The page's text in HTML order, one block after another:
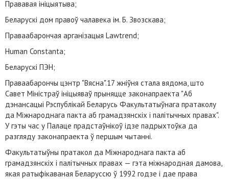
Прававая ініцыятыва;
Беларускі дом правоў чалавека ім. Б. Звозскава;
Праваабарончая арганізацыя Lawtrend;
Human Constanta;
Беларускі ПЭН;
Праваабарончы цэнтр "Вясна".17 жніўня стала вядома, што
Савет Міністраў ініцыяваў прыняцце законапраекта "Аб
дэнансацыі Рэспублікай Беларусь Факультатыўнага пратаколу
да Міжнароднага пакта аб грамадзянскіх і палітычных правах".
У гэты час у Палаце прадстаўнікоў ідзе падрыхтоўка да
разгляду законапраекта ў першым чытанні.
Факультатыўны пратакол да Міжнароднага пакта аб
грамадзянскіх і палітычных правах — гэта міжнародная дамова,
якая ратыфікаваная Беларуссю ў 1992 годзе і дае права